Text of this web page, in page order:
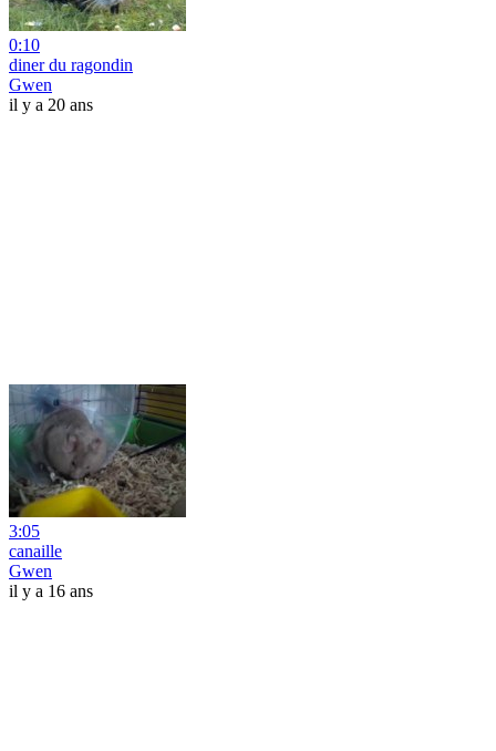
0:10
diner du ragondin
Gwen
il y a 20 ans
3:05
canaille
Gwen
il y a 16 ans